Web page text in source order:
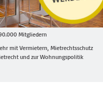
Mitgliedern
mit Vermietern, Mietrechtsschutz
und zur Wohnungspolitik